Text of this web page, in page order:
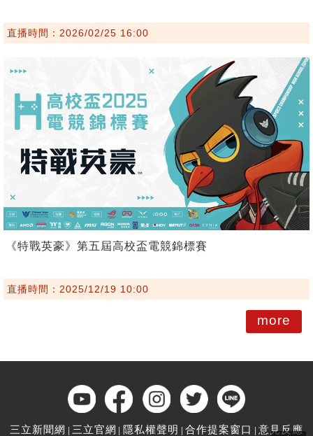
直播時間：2026/02/25 16:00
《特戰英豪》第五屆高校盃電競錦標賽
直播時間：2025/12/19 10:00
more
三立新聞網 三立官網 隱私權聲明 合作提案窗口 意見反應